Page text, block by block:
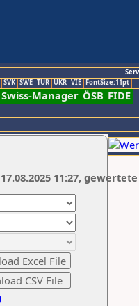
SVK SWE TUR UKR VIE FontSize:11pt
Swiss-Manager ÖSB FIDE
11:27,